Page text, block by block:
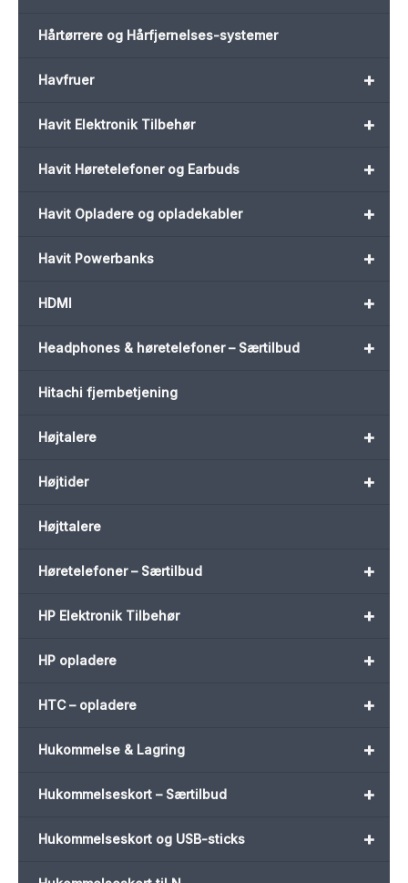
Hårtørrere og Hårfjernelses-systemer
+
Havfruer
+
Havit Elektronik Tilbehør
+
Havit Høretelefoner og Earbuds
+
Havit Opladere og opladekabler
+
Havit Powerbanks
+
HDMI
+
Headphones & høretelefoner – Særtilbud
Hitachi fjernbetjening
+
Højtalere
+
Højtider
Højttalere
+
Høretelefoner – Særtilbud
+
HP Elektronik Tilbehør
+
HP opladere
+
HTC – opladere
+
Hukommelse & Lagring
+
Hukommelseskort – Særtilbud
+
Hukommelseskort og USB-sticks